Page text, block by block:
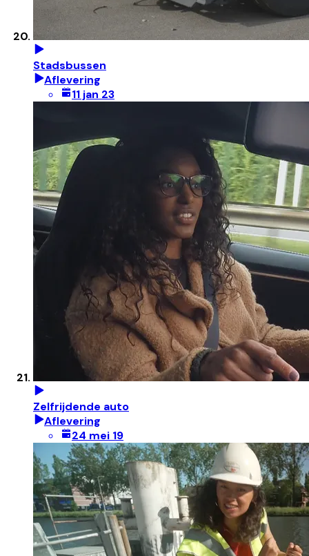
Stadsbussen
Aflevering
11 jan 23
Zelfrijdende auto
Aflevering
24 mei 19